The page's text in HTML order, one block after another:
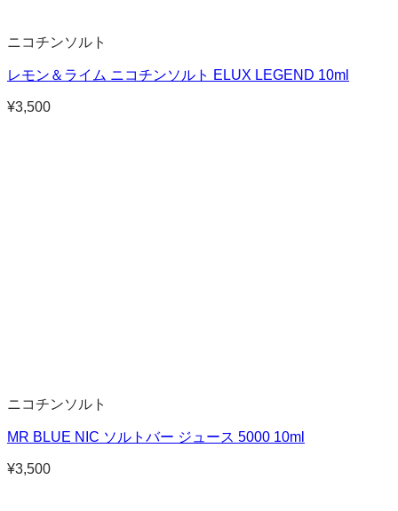
ニコチンソルト
レモン＆ライム ニコチンソルト ELUX LEGEND 10ml
¥3,500
ニコチンソルト
MR BLUE NIC ソルトバー ジュース 5000 10ml
¥3,500